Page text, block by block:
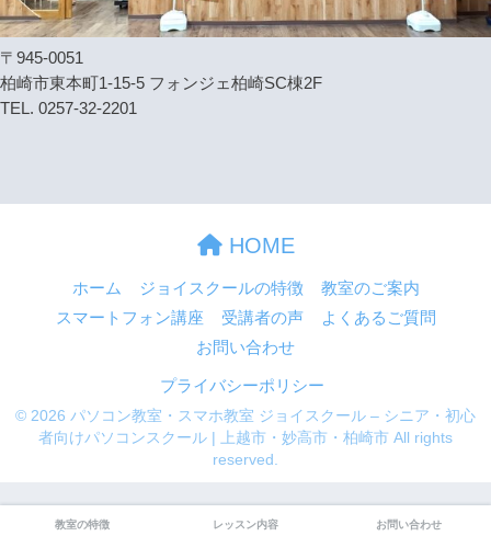
〒945-0051
柏崎市東本町1-15-5 フォンジェ柏崎SC棟2F
TEL. 0257-32-2201
HOME
ホーム ジョイスクールの特徴
教室のご案内
スマートフォン講座
受講者の声
よくあるご質問
お問い合わせ
プライバシーポリシー
© 2026 パソコン教室・スマホ教室 ジョイスクール – シニア・初心
者向けパソコンスクール | 上越市・妙高市・柏崎市 All rights
reserved.
教室の特徴 レッスン内容 お問い合わせ